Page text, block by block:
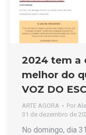
2024 tem a
melhor do
VOZ DO
ARTE AGORA Por
31 de dezembro de
No domingo, dia